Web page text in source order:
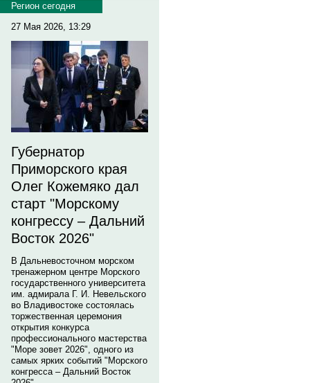
Регион сегодня
27 Мая 2026, 13:29
Губернатор
Приморского края
Олег Кожемяко дал
старт "Морскому
конгрессу – Дальний
Восток 2026"
В Дальневосточном морском
тренажерном центре Морского
государственного университета
им. адмирала Г. И. Невельского
во Владивостоке состоялась
торжественная церемония
открытия конкурса
профессионального мастерства
"Море зовет 2026", одного из
самых ярких событий "Морского
конгресса – Дальний Восток